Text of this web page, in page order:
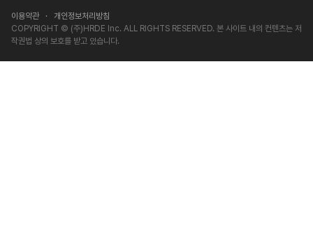
이용약관 ·
개인정보처리방침
COPYRIGHT © (주)HRDE Inc. ALL RIGHTS RESERVED. 본 사이트 내의 컨텐츠는 저
작권법 상의 보호를 받고 있습니다.